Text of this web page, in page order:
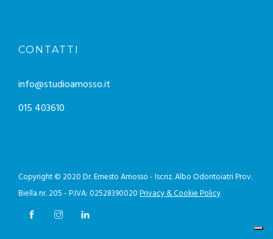
CONTATTI
info@studioamosso.it
015 403610
Copyright © 2020 Dr. Ernesto Amosso - Iscriz. Albo Odontoiatri Prov.
Biella nr. 205 - P.IVA: 02528390020Privacy & Cookie Policy